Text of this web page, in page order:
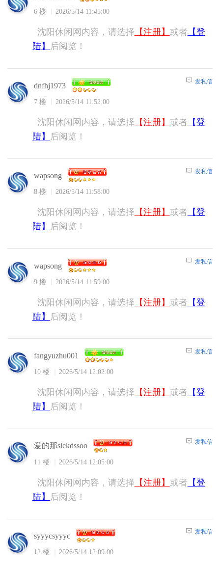
6 楼 2026/5/14 11:45:00
沈阳休闲网内容，请选择 【注册】 或者 【登
陆】
后阅览！
dnfhj1973
7 楼 2026/5/14 11:52:00
发私信
沈阳休闲网内容，请选择 【注册】 或者 【登
陆】
后阅览！
wapsong
8 楼 2026/5/14 11:58:00
发私信
沈阳休闲网内容，请选择 【注册】 或者 【登
陆】
后阅览！
wapsong
9 楼 2026/5/14 11:59:00
发私信
沈阳休闲网内容，请选择 【注册】 或者 【登
陆】
后阅览！
fangyuzhu001
10 楼 2026/5/14 12:02:00
发私信
沈阳休闲网内容，请选择 【注册】 或者 【登
陆】
后阅览！
爱的那siekdssoo
11 楼 2026/5/14 12:05:00
发私信
沈阳休闲网内容，请选择 【注册】 或者 【登
陆】
后阅览！
syyycsyyyc
12 楼 2026/5/14 12:09:00
发私信